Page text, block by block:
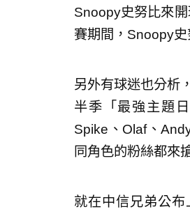
Snoopy史努比來
賽期間，Snoopy
另外有球迷也分析
半季「最強主題
Spike、Olaf、
同角色的粉絲都來
就在中信兄弟公